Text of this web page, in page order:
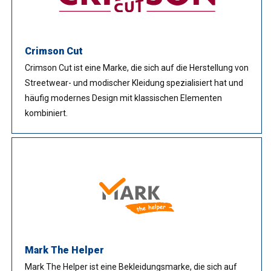
Crimson Cut
Crimson Cut ist eine Marke, die sich auf die Herstellung von
Streetwear- und modischer Kleidung spezialisiert hat und
häufig modernes Design mit klassischen Elementen
kombiniert.
Mark The Helper
Mark The Helper ist eine Bekleidungsmarke, die sich auf